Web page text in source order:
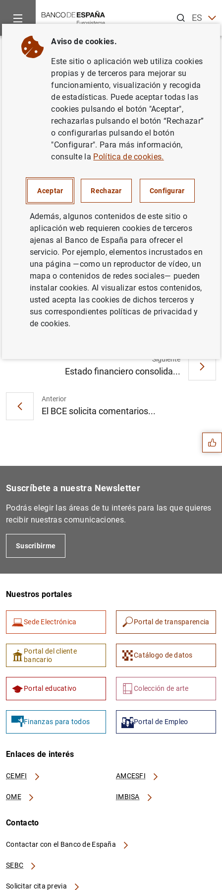
ESEN
Inicio Noticias y eventos
Volver
El BCE inicia una consulta
pública relativa a la guía para
evaluar cómo calculan las
entidades de crédito el riesgo
de contraparte
SISTEMA MONETARIO Y FINANCIERO
SUPERVISIÓN PRUDENCIAL, MUS
El BCE inicia una consulta pública relativa a
la guía para evaluar cómo calculan las
entidades de crédito el riesgo de
contraparte (46
Anterior
El BCE solicita comentarios...
Siguiente
Estado financiero consolida...
Sugerencias
Suscríbete a nuestra Newsletter
Podrás elegir las áreas de tu interés para las que quieres
recibir nuestras comunicaciones.
Suscribirme
Nuestros portales
Sede Electrónica Portal de transparencia
Portal del cliente
bancario
Catálogo de datos
Portal educativo Colección de arte
Finanzas para todos Portal de Empleo
Enlaces de interés
CEMFI AMCESFI
OME IMBISA
Contacto
Contactar con el Banco de España
SEBC
Solicitar cita previa
Aviso de cookies.
Este sitio o aplicación web utiliza cookies
propias y de terceros para mejorar su
funcionamiento, visualización y recogida
de estadísticas. Puede aceptar todas las
cookies pulsando el botón "Aceptar",
rechazarlas pulsando el botón “Rechazar”
o configurarlas pulsando el botón
"Configurar". Para más información,
consulte la Política de cookies.
Aceptar Rechazar Configurar
Además, algunos contenidos de este sitio o
aplicación web requieren cookies de terceros
ajenas al Banco de España para ofrecer el
servicio. Por ejemplo, elementos incrustados en
una página —como un reproductor de vídeo, un
mapa o contenidos de redes sociales— pueden
instalar cookies. Al visualizar estos contenidos,
usted acepta las cookies de dichos terceros y
sus correspondientes políticas de privacidad y
de cookies.